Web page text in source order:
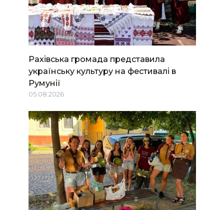
Рахівська громада представила
українську культуру на фестивалі в
Румунії
05.08.2026